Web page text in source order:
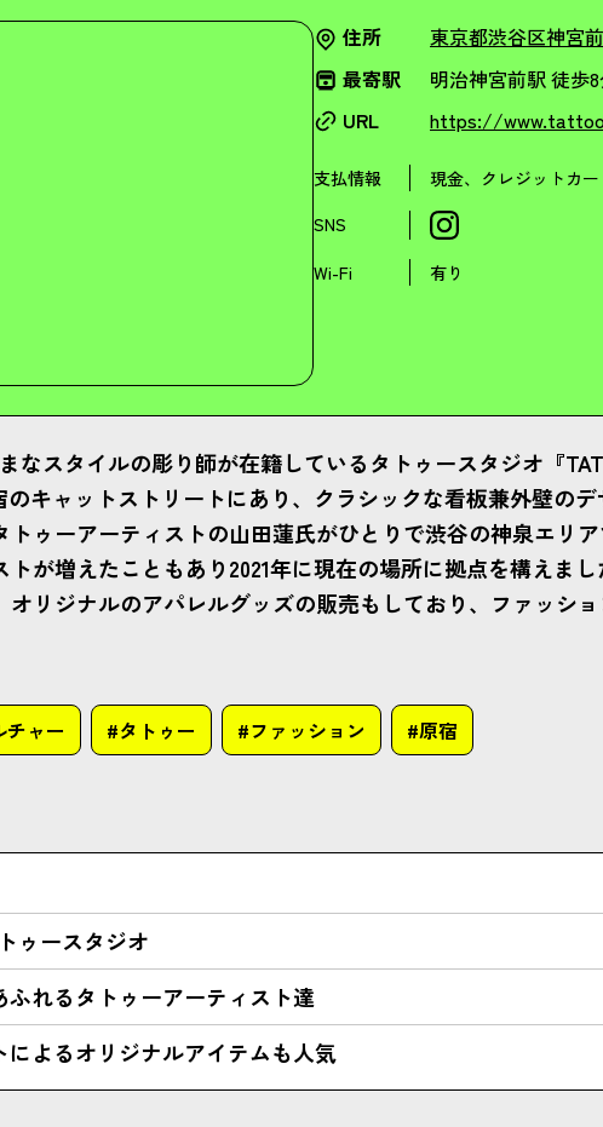
住所
東京都渋谷区神宮
最寄駅
明治神宮前駅 徒歩
URL
https://
支払情報
現金、クレジットカ
SNS
Wi-Fi
有り
なスタイルの彫り師が在籍しているタトゥースタジオ『
のキャットストリートにあり、クラシックな看板兼外壁のデ
トゥーアーティストの山田蓮氏がひとりで渋谷の神泉エリ
が増えたこともあり2021年に現在の場所に拠点を構えま
オリジナルのアパレルグッズの販売もしており、ファッシ
チャー #タトゥー #ファッション #原宿
ゥースタジオ
ふれるタトゥーアーティスト達
によるオリジナルアイテムも人気